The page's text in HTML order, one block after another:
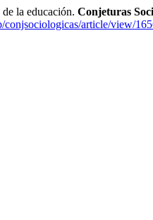
la educación. Conjeturas
conjsociologicas/article/view/